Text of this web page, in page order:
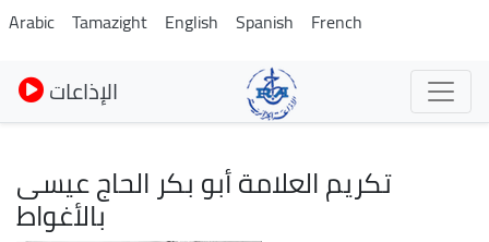
Skip
to
main
content
Arabic Tamazight English Spanish French
الإذاعات
تكريم العلامة أبو بكر الحاج عيسى
بالأغواط